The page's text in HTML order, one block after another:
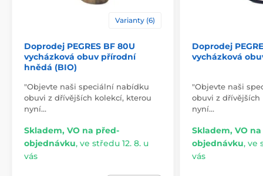
Varianty (6)
Doprodej PEGRES BF 80U
vycházková obuv přírodní
hnědá (BIO)
"Objevte naši speciální nabídku
obuvi z dřívějších kolekcí, kterou
nyní…
Skladem, VO na před-
objednávku, ve středu 12. 8. u
vás
Doprodej
vycházková
"Objevte naši
obuvi z dřívějších
nyní…
Skladem, VO
objednávku, ve
vás